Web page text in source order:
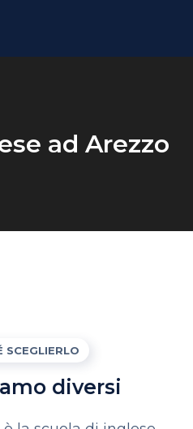
ad Arezzo
SCEGLIERLO
diversi